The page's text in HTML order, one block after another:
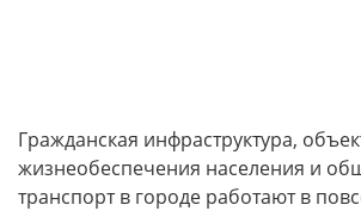
Гражданская инфраструктура,
жизнеобеспечения населения и
транспорт в городе работают в